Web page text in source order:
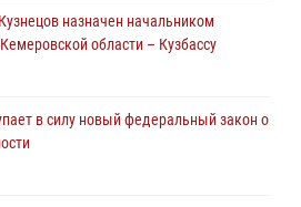
в силу новый федеральный закон о
виновника причинения
назначен начальником
области – Кузбассу
в силу новый федеральный закон о